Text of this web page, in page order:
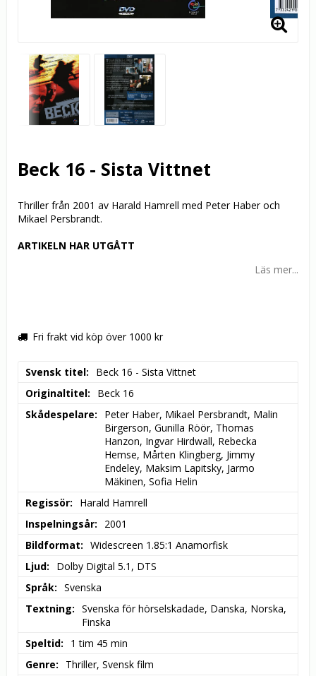
Beck 16 - Sista Vittnet
Thriller från 2001 av Harald Hamrell med Peter Haber och
Mikael Persbrandt.
ARTIKELN HAR UTGÅTT
Läs mer...
Fri frakt vid köp över 1000 kr
Svensk titel
Beck 16 - Sista Vittnet
Originaltitel
Beck 16
Skådespelare
Peter Haber, Mikael Persbrandt, Malin
Birgerson, Gunilla Röör, Thomas
Hanzon, Ingvar Hirdwall, Rebecka
Hemse, Mårten Klingberg, Jimmy
Endeley, Maksim Lapitsky, Jarmo
Mäkinen, Sofia Helin
Regissör
Harald Hamrell
Inspelningsår
2001
Bildformat
Widescreen 1.85:1 Anamorfisk
Ljud
Dolby Digital 5.1, DTS
Språk
Svenska
Textning
Svenska för hörselskadade, Danska, Norska,
Finska
Speltid
1 tim 45 min
Genre
Thriller, Svensk film